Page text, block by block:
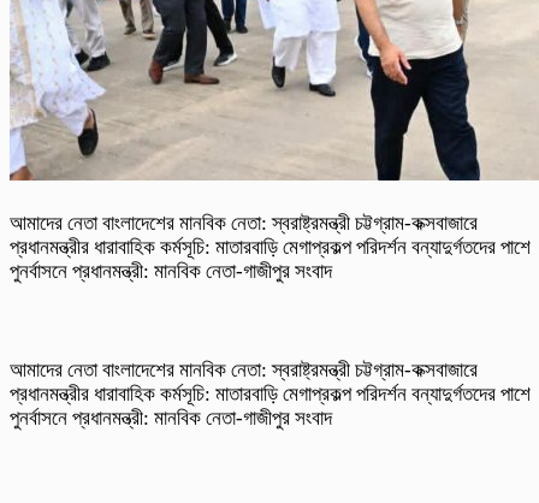
আমাদের নেতা বাংলাদেশের মানবিক নেতা: স্বরাষ্ট্রমন্ত্রী চট্টগ্রাম-কক্সবাজারে
প্রধানমন্ত্রীর ধারাবাহিক কর্মসূচি: মাতারবাড়ি মেগাপ্রকল্প পরিদর্শন বন্যাদুর্গতদের পাশে
পুনর্বাসনে প্রধানমন্ত্রী: মানবিক নেতা-গাজীপুর সংবাদ
আমাদের নেতা বাংলাদেশের মানবিক নেতা: স্বরাষ্ট্রমন্ত্রী চট্টগ্রাম-কক্সবাজারে
প্রধানমন্ত্রীর ধারাবাহিক কর্মসূচি: মাতারবাড়ি মেগাপ্রকল্প পরিদর্শন বন্যাদুর্গতদের পাশে
পুনর্বাসনে প্রধানমন্ত্রী: মানবিক নেতা-গাজীপুর সংবাদ